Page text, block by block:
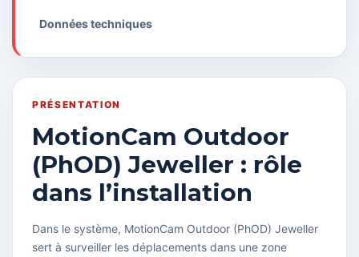
Données techniques
PRÉSENTATION
MotionCam Outdoor
(PhOD) Jeweller : rôle
dans l’installation
Dans le système, MotionCam Outdoor (PhOD) Jeweller
sert à surveiller les déplacements dans une zone